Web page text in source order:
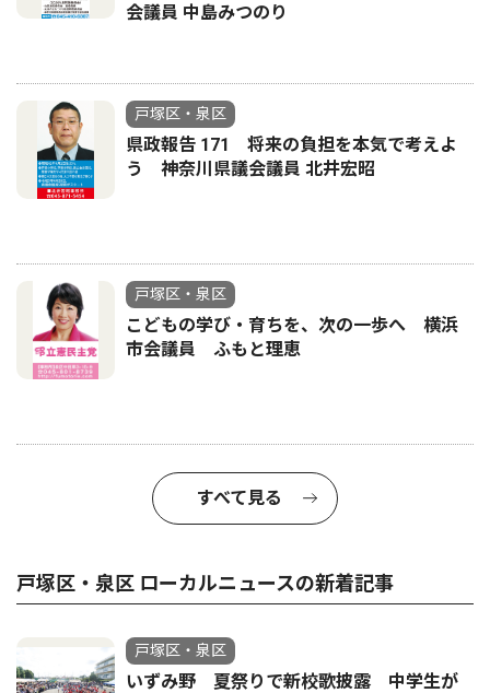
会議員 中島みつのり
戸塚区・泉区
県政報告 171 将来の負担を本気で考えよ
う 神奈川県議会議員 北井宏昭
戸塚区・泉区
こどもの学び・育ちを、次の一歩へ 横浜
市会議員 ふもと理恵
すべて見る
戸塚区・泉区 ローカルニュースの新着記事
戸塚区・泉区
いずみ野 夏祭りで新校歌披露 中学生が